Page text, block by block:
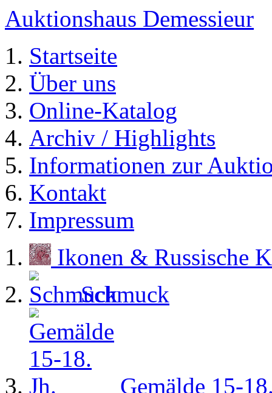
Auktionshaus Demessieur
Startseite
Über uns
Online-Katalog
Archiv / Highlights
Informationen zur
Kontakt
Impressum
Ikonen & Russische
Schmuck
Gemälde 15-